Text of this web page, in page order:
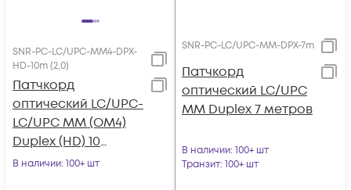
SNR-PC-LC/UPC-MM4-DPX-
HD-10m (2,0)
Патчкорд
оптический LC/UPC-
LC/UPC MM (OM4)
Duplex (HD) 10
метров, 2мм
В наличии: 100+ шт
SNR-PC-LC/UPC-MM-DPX-7m
Патчкорд
оптический LC/UPC
MM Duplex 7 метров
В наличии: 100+ шт
Транзит: 100+ шт